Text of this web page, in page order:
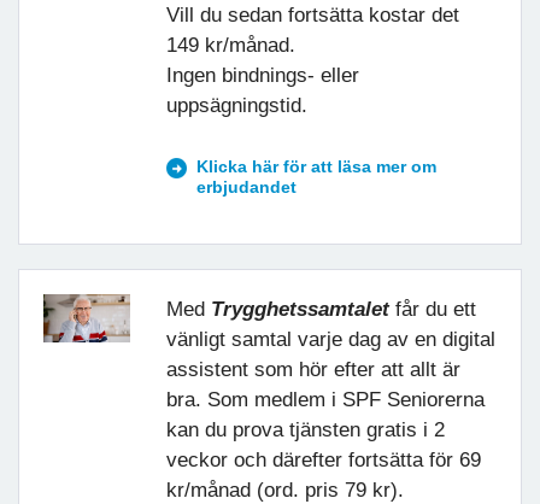
Vill du sedan fortsätta kostar det
149 kr/månad.
Ingen bindnings- eller
uppsägningstid.
Klicka här för att läsa mer om
erbjudandet
Med Trygghetssamtalet får du ett
vänligt samtal varje dag av en digital
assistent som hör efter att allt är
bra. Som medlem i SPF Seniorerna
kan du prova tjänsten gratis i 2
veckor och därefter fortsätta för 69
kr/månad (ord. pris 79 kr).